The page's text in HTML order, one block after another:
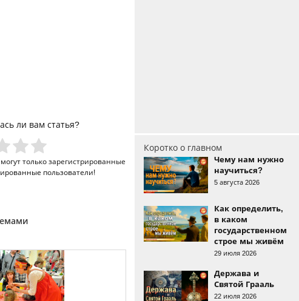
ли вам статья?
толькозарегистрированные
пользователи!
Коротко о главном
Чему нам нужно
научиться?
5 августа 2026
Как определить,
в каком
государственном
строе мы живём
29 июля 2026
Держава и
Святой Грааль
22 июля 2026